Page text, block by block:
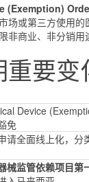
(Exemption)
场或第三方使用的
商业、非分销用
重要变
Device
免
请全面线上化，分
械监管依赖项目第